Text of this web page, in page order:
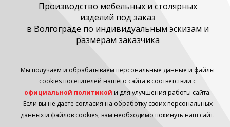
Производство мебельных и столярных
изделий под заказ
в Волгограде по индивидуальным эскизам и
размерам заказчика
Мы получаем и обрабатываем персональные данные и файлы
cookies посетителей нашего сайта в соответствии с
официальной политикой и для улучшения работы сайта.
Если вы не даете согласия на обработку своих персональных
данных и файлов cookies, вам необходимо покинуть наш сайт.